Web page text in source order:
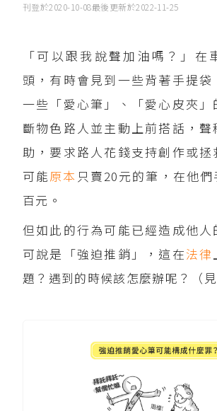
刊登於2020-10-08最後更新於2022-11-25
「可以跟我說聲加油嗎？」在
頭，有時會見到一些背著手提
一些「愛心筆」、「愛心皮夾」
斷物色路人並主動上前搭話，聲
助，要求路人花錢支持創作或拯
可能原本 只賣20元的筆，在他
百元。
但如此的行為可能已經造成他人
可說是「強迫推銷」，這在法律
題？遇到的時候該怎麼辦呢？（見